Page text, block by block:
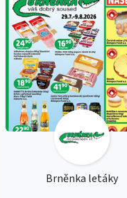
Brněnka letáky